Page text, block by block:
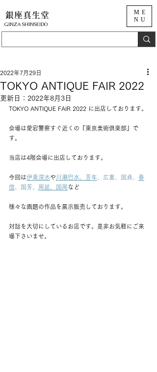
ME
NU
銀座真生堂
​GINZA SHINSEIDO
TOKYO ANTIQUE FAIR 2022
2022年7月29日
更新日： 2022年8月3日
TOKYO ANTIQUE FAIR 2022 に出店しております。
会場は愛宕警察すぐ近くの『東京美術倶楽部 』で
す。
当店は4階会場に出店しております。
今回は伊東深水や 川瀬巴水 芳年 、広重、国貞、 春
信 、国芳、 周延 国周 など
様々な画題の作品を展示販売しております。
対話を大切にしているお店です。是非お気軽にご来
場下さいませ。